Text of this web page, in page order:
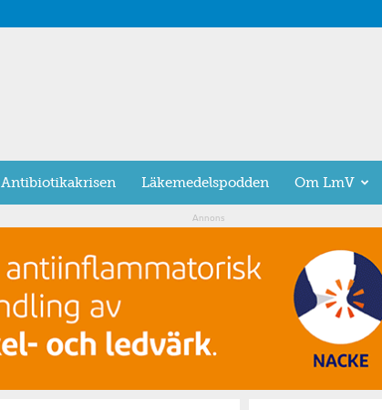
Antibiotikakrisen Läkemedelspodden Om LmV
Annons